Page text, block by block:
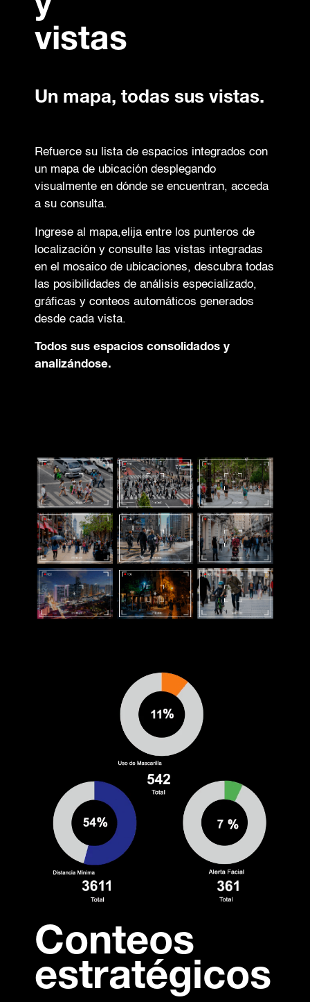
y
vistas
Un mapa, todas sus vistas.
Refuerce su lista de espacios integrados con
un mapa de ubicación desplegando
visualmente en dónde se encuentran, acceda
a su consulta.
Ingrese al mapa,elija entre los punteros de
localización y consulte las vistas integradas
en el mosaico de ubicaciones, descubra todas
las posibilidades de análisis especializado,
gráficas y conteos automáticos generados
desde cada vista.
Todos sus espacios consolidados y
analizándose.
Conteos
estratégicos